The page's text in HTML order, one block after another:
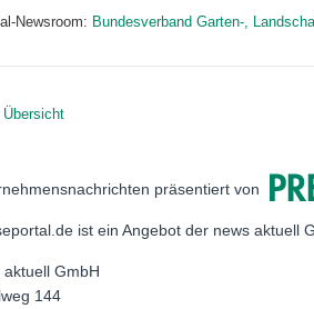
Newsroom: Bundesverband Garten-,
präsentiert von
ist ein Angebot der news aktuell
aktuell GmbH
144